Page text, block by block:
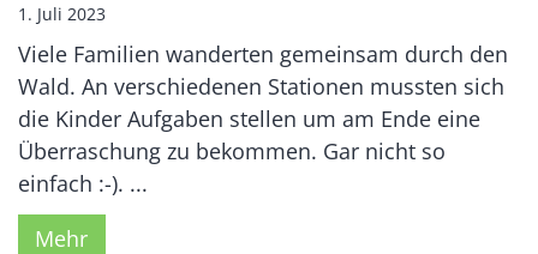
1. Juli 2023
Viele Familien wanderten gemeinsam durch den
Wald. An verschiedenen Stationen mussten sich
die Kinder Aufgaben stellen um am Ende eine
Überraschung zu bekommen. Gar nicht so
einfach :-). ...
Mehr